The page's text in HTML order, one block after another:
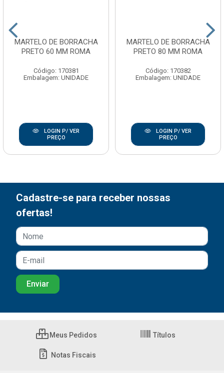
MARTELO DE BORRACHA
PRETO 60 MM ROMA
Código: 170381
Embalagem: UNIDADE
LOGIN P/ VER
PREÇO
MARTELO DE BORRACHA
PRETO 80 MM ROMA
Código: 170382
Embalagem: UNIDADE
LOGIN P/ VER
PREÇO
Cadastre-se para receber nossas
ofertas!
Meus Pedidos Títulos
Notas Fiscais